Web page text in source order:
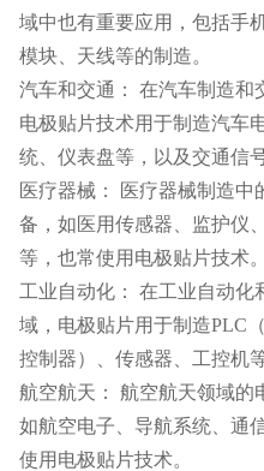
域中也有重要应用，包括手
模块、天线等的制造。
汽车和交通： 在汽车制造和
电极贴片技术用于制造汽车
统、仪表盘等，以及交通信
医疗器械： 医疗器械制造中
备，如医用传感器、监护仪
等，也常使用电极贴片技术。
工业自动化： 在工业自动化
域，电极贴片用于制造PLC
控制器）、传感器、工控机
航空航天： 航空航天领域的
如航空电子、导航系统、通
使用电极贴片技术。